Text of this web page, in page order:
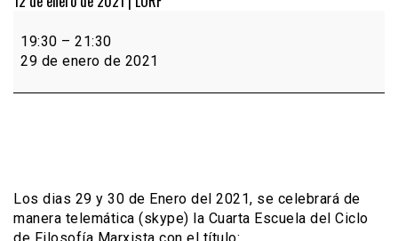
Escuela
del
de
19:30 – 21:30
29 de enero de 2021
Los dias 29 y 30 de Enero del 2021, se celebrará de
manera telemática (skype) la Cuarta Escuela del Ciclo